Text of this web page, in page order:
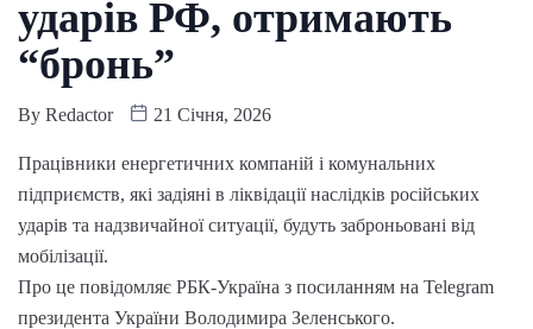
ударів РФ, отримають
“бронь”
By Redactor 21 Січня, 2026
Працівники енергетичних компаній і комунальних
підприємств, які задіяні в ліквідації наслідків російських
ударів та надзвичайної ситуації, будуть заброньовані від
мобілізації.
Про це повідомляє РБК-Україна з посиланням на Telegram
президента України Володимира Зеленського.